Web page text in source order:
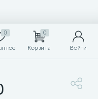
0 0
Корзина Войти